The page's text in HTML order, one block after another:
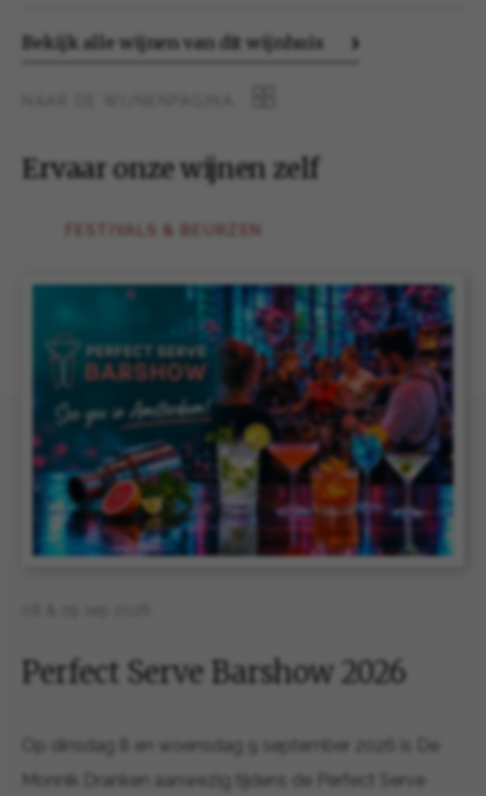
Bekijk alle wijnen van dit wijnhuis
Ervaar onze wijnen zelf
Perfect Serve Barshow 2026
Op dinsdag 8 en woensdag 9 september 2026 is De
Monnik Dranken aanwezig tijdens de Perfect Serve